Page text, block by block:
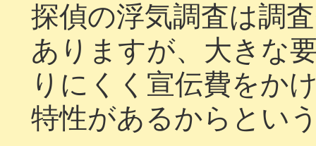
探偵の浮気調査は調
ありますが、大きな
りにくく宣伝費をか
特性があるからとい